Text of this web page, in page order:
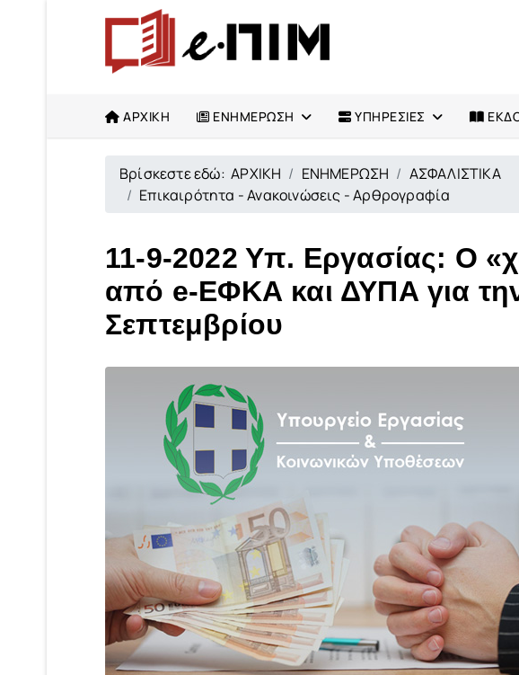
ΑΡΧΙΚΗ ΕΝΗΜΕΡΩΣΗ ΥΠΗΡΕΣΙΕΣ
Βρίσκεστε εδώ:ΑΡΧΙΚΗ ΕΝΗΜΕΡΩΣΗ
ΑΣΦΑΛΙΣΤΙΚΑ
Επικαιρότητα - Ανακοινώσεις - Αρθρογραφία
11-9-2022 Υπ. Εργασίας: Ο
από e-ΕΦΚΑ και ΔΥΠΑ για
Σεπτεμβρίου